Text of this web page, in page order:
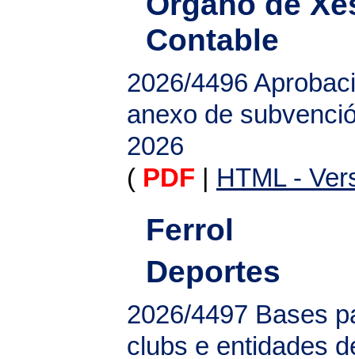
Contable
2026/4496
anexo de
2026
( PDF | HTML -
Ferrol
Deportes
2026/4497 Bases
clubs e entidades